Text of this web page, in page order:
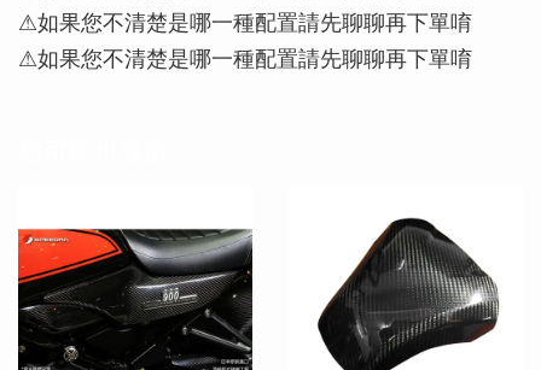
⚠如果您不清楚是哪一種配置請先聊聊再下單唷
⚠如果您不清楚是哪一種配置請先聊聊再下單唷